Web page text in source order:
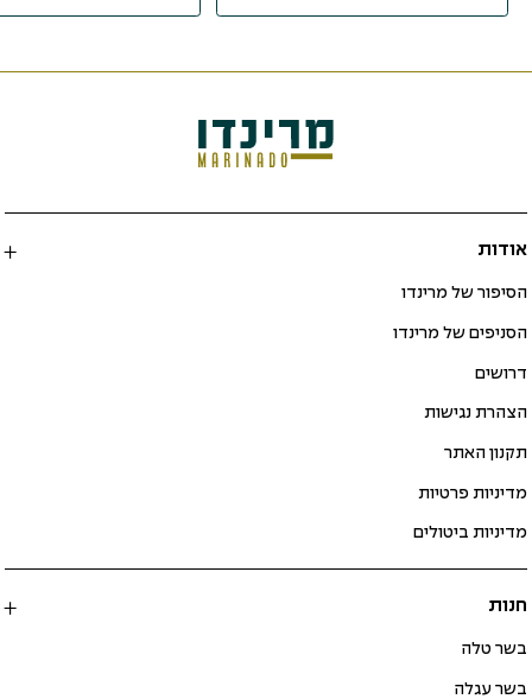
אודות
הסיפור של מרינדו
הסניפים של מרינדו
דרושים
הצהרת נגישות
תקנון האתר
מדיניות פרטיות
מדיניות ביטולים
חנות
בשר טלה
בשר עגלה